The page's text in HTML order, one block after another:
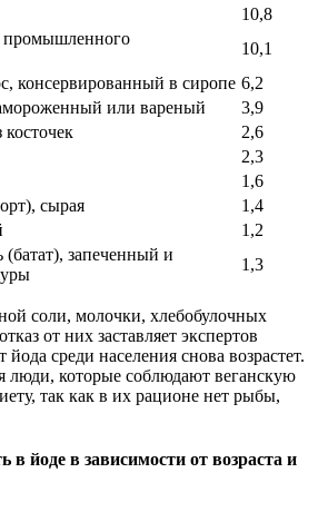
10,8
промышленного
10,1
консервированный в сиропе 6,2
или вареный
3,9
2,6
2,3
1,6
сырая
1,4
1,2
запеченный и
1,3
соли, молочки, хлебобулочных
от них заставляет экспертов
йода среди населения снова возрастет.
люди, которые соблюдают веганскую
так как в их рационе нет рыбы,
в йоде в зависимости от возраста и